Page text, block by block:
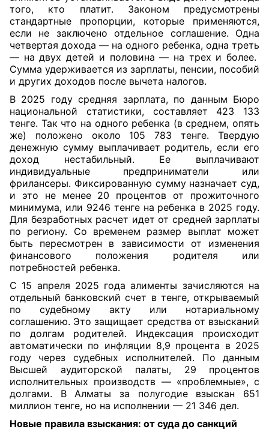
того, кто платит. Законом предусмотрены
стандартные пропорции, которые применяются,
если не заключено отдельное соглашение. Одна
четвертая дохода — на одного ребенка, одна треть
— на двух детей и половина — на трех и более.
Сумма удерживается из зарплаты, пенсии, пособий
и других доходов после вычета налогов.
В 2025 году средняя зарплата, по данным Бюро
национальной статистики, составляет 423 133
тенге. Так что на одного ребенка (в среднем, опять
же) положено около 105 783 тенге. Твердую
денежную сумму выплачивает родитель, если его
доход нестабильный. Ее выплачивают
индивидуальные предприниматели или
фрилансеры. Фиксированную сумму назначает суд,
и это не менее 20 процентов от прожиточного
минимума, или 9246 тенге на ребенка в 2025 году.
Для безработных расчет идет от средней зарплаты
по региону. Со временем размер выплат может
быть пересмотрен в зависимости от изменения
финансового положения родителя или
потребностей ребенка.
С 15 апреля 2025 года алименты зачисляются на
отдельный банковский счет в тенге, открываемый
по судебному акту или нотариальному
соглашению. Это защищает средства от взысканий
по долгам родителей. Индексация происходит
автоматически по инфляции 8,9 процента в 2025
году через судебных исполнителей. По данным
Высшей аудиторской палаты, 29 процентов
исполнительных производств — «проблемные», с
долгами. В Алматы за полугодие взыскан 651
миллион тенге, но на исполнении — 21 346 дел.
Новые правила взыскания: от суда до санкций